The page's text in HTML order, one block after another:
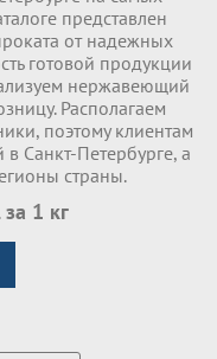
представлен
от надежных
готовой продукции
нержавеющий
Располагаем
поэтому клиентам
Санкт-Петербурге, а
страны.
1 кг